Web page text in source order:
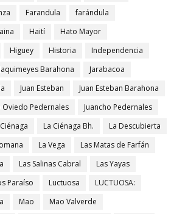
Farandula
farándula
Haití
Hato Mayor
Higuey Historia
Independencia
Jaquimeyes Barahona
Jarabacoa
Juan Esteban
Juan Esteban Barahona
Oviedo Pedernales
Juancho Pedernales
La Ciénaga Bh.
La Descubierta
La Vega
Las Matas de Farfán
Las Salinas Cabral
Las Yayas
Paraíso Luctuosa
LUCTUOSA:
Mao
Mao Valverde